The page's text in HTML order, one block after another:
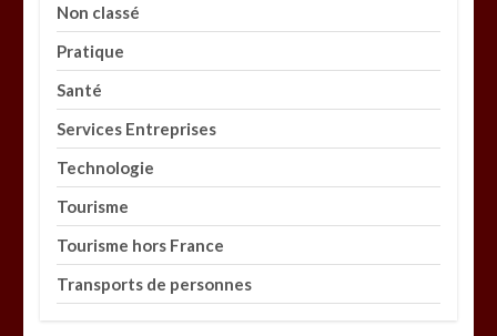
Non classé
Pratique
Santé
Services Entreprises
Technologie
Tourisme
Tourisme hors France
Transports de personnes